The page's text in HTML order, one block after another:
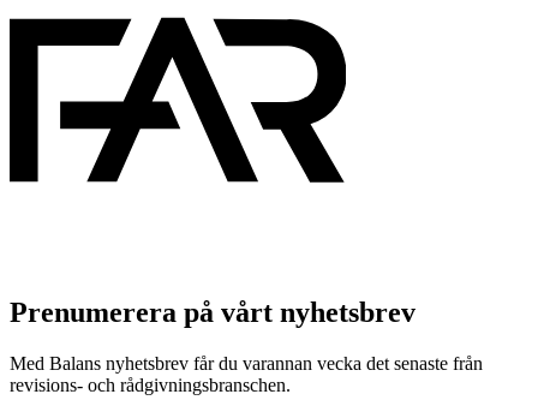
Prenumerera på vårt nyhetsbrev
Med Balans nyhetsbrev får du varannan vecka det senaste från
revisions- och rådgivningsbranschen.